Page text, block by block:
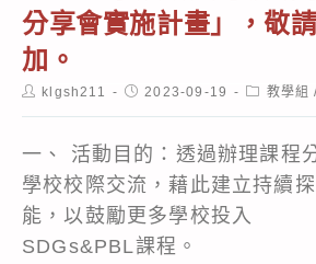
分享會實施計畫」，敬
加。
Postklgsh211
Post2023-09-19
Post教學組
一、 活動目的：透過辦理課程
學校校際交流，藉此建立持續
能，以鼓勵更多學校投入
SDGs&PBL課程。